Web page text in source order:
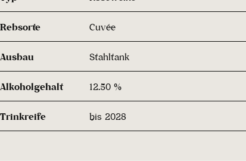
Rebsorte Cuvée
Ausbau Stahltank
Alkoholgehalt 12.50 %
Trinkreife bis 2028